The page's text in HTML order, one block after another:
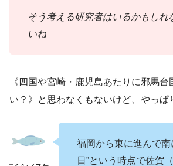
そう考える研究者はいるかもしれ
いね
《四国や宮崎・鹿児島あたりに邪馬
い？》と思わなくもないけど、やっぱ
福岡から東に進んで南
日”という時点で佐賀